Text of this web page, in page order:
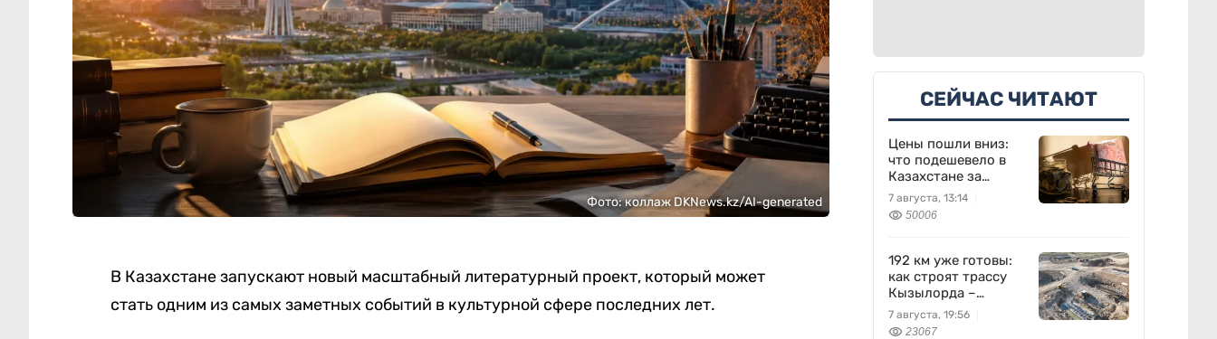
Фото: коллаж DKNews.kz/AI-generated
В Казахстане запускают новый масштабный литературный проект, который может
стать одним из самых заметных событий в культурной сфере последних лет.
СЕЙЧАС ЧИТАЮТ
Цены пошли вниз:
что подешевело в
Казахстане за
неделю
7 августа, 13:14
50006
192 км уже готовы:
как строят трассу
Кызылорда –
Жезказган
7 августа, 19:56
23067